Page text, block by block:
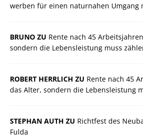
werben für einen naturnahen Umgang
BRUNO ZU Rente nach 45
sondern die Lebensleistung muss
ROBERT HERRLICH ZU Rente nach 45
das Alter, sondern die Lebensleistung
STEPHAN AUTH ZU Richtfest des
Fulda